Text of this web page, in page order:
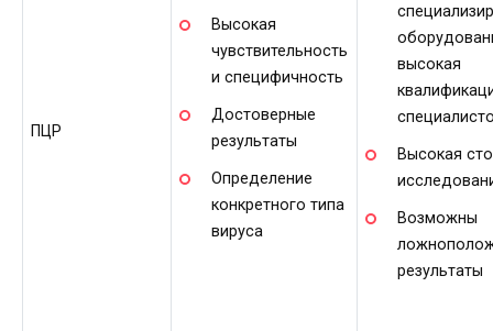
ПЦР
Высокая
чувствительность
и специфичность
Достоверные
результаты
Определение
конкретного типа
вируса
высокая
Высокая
Возможны
результаты